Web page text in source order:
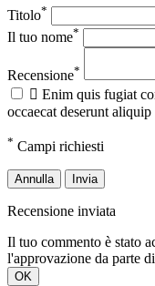
Titolo*
Il tuo nome*
Recensione*
 Enim quis fugiat
occaecat deserunt
* Campi richiesti
Annulla Invia
Recensione inviata
Il tuo commento è stato
l'approvazione da parte
OK